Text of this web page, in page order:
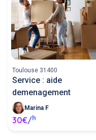
Toulouse 31400
Service : aide
demenagement
Marina F
30€/h